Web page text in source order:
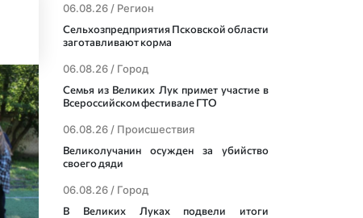
06.08.26 / Регион
Сельхозпредприятия Псковской области
заготавливают корма
06.08.26 / Город
Семья из Великих Лук примет участие в
Всероссийском фестивале ГТО
06.08.26 / Происшествия
Великолучанин осужден за убийство
своего дяди
06.08.26 / Город
В Великих Луках подвели итоги